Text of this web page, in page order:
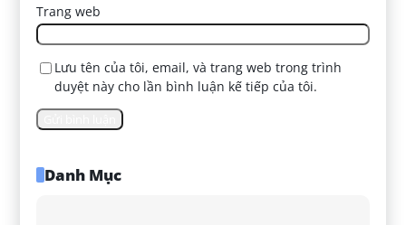
Trang web
Lưu tên của tôi, email, và trang web trong trình
duyệt này cho lần bình luận kế tiếp của tôi.
Danh Mục